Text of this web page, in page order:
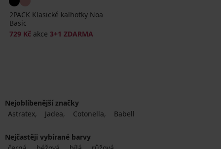
2PACK Klasické kalhotky Noa
Basic
729 Kč akce 3+1 ZDARMA
Nejoblíbenější značky
Astratex
Jadea Cotonella Babell
Nejčastěji vybírané barvy